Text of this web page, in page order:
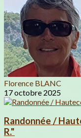
Florence BLANC
17 octobre 2025
Randonnée /
R."